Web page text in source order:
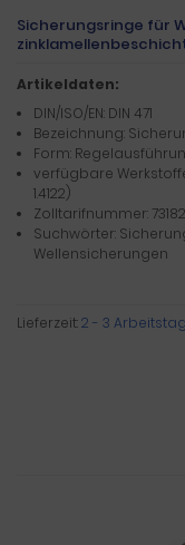
Sicherungsringe für
Artikeldaten:
DIN/ISO/EN: DIN 471
Bezeichnung:
Form:
verfügbare
1.4122)
Zolltarifnummer:
Suchwörter:
Wellensicherungen
Lieferzeit:2 - 3